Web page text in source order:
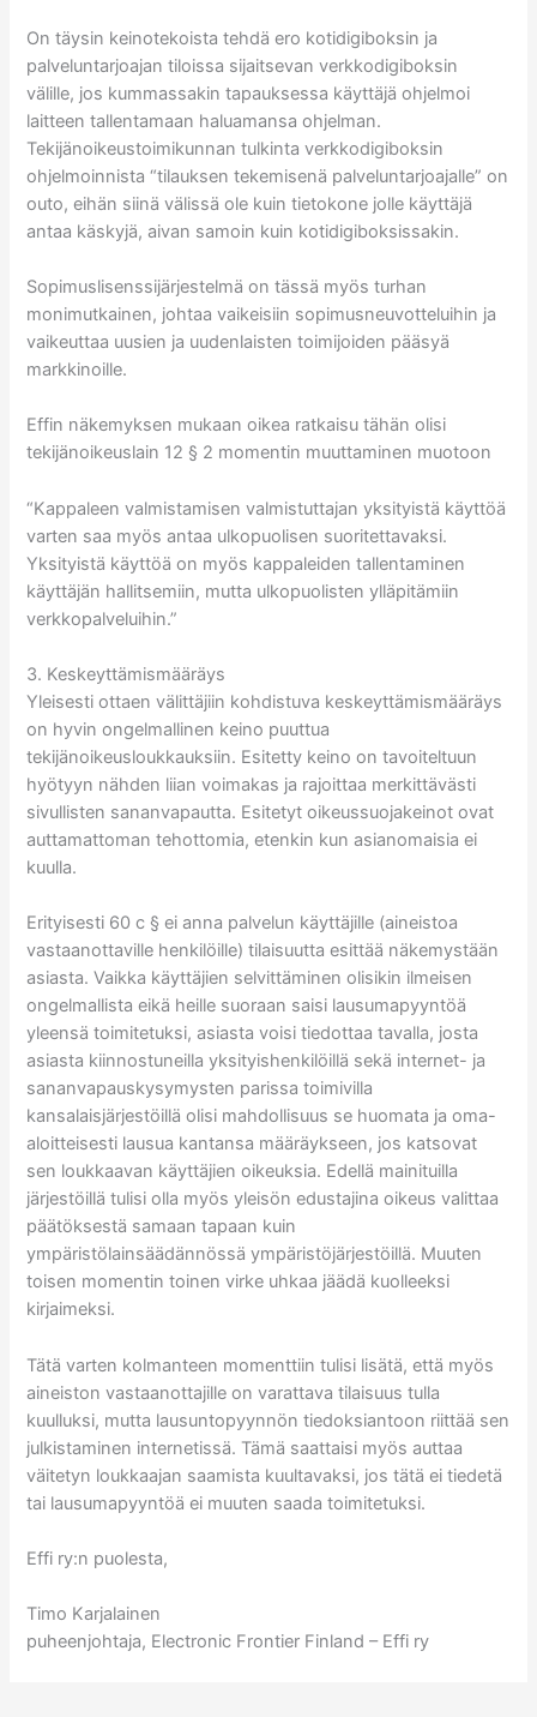
On täysin keinotekoista tehdä ero kotidigiboksin ja
palveluntarjoajan tiloissa sijaitsevan verkkodigiboksin
välille, jos kummassakin tapauksessa käyttäjä ohjelmoi
laitteen tallentamaan haluamansa ohjelman.
Tekijänoikeustoimikunnan tulkinta verkkodigiboksin
ohjelmoinnista “tilauksen tekemisenä palveluntarjoajalle” on
outo, eihän siinä välissä ole kuin tietokone jolle käyttäjä
antaa käskyjä, aivan samoin kuin kotidigiboksissakin.
Sopimuslisenssijärjestelmä on tässä myös turhan
monimutkainen, johtaa vaikeisiin sopimusneuvotteluihin ja
vaikeuttaa uusien ja uudenlaisten toimijoiden pääsyä
markkinoille.
Effin näkemyksen mukaan oikea ratkaisu tähän olisi
tekijänoikeuslain 12 § 2 momentin muuttaminen muotoon
“Kappaleen valmistamisen valmistuttajan yksityistä käyttöä
varten saa myös antaa ulkopuolisen suoritettavaksi.
Yksityistä käyttöä on myös kappaleiden tallentaminen
käyttäjän hallitsemiin, mutta ulkopuolisten ylläpitämiin
verkkopalveluihin.”
3. Keskeyttämismääräys
Yleisesti ottaen välittäjiin kohdistuva keskeyttämismääräys
on hyvin ongelmallinen keino puuttua
tekijänoikeusloukkauksiin. Esitetty keino on tavoiteltuun
hyötyyn nähden liian voimakas ja rajoittaa merkittävästi
sivullisten sananvapautta. Esitetyt oikeussuojakeinot ovat
auttamattoman tehottomia, etenkin kun asianomaisia ei
kuulla.
Erityisesti 60 c § ei anna palvelun käyttäjille (aineistoa
vastaanottaville henkilöille) tilaisuutta esittää näkemystään
asiasta. Vaikka käyttäjien selvittäminen olisikin ilmeisen
ongelmallista eikä heille suoraan saisi lausumapyyntöä
yleensä toimitetuksi, asiasta voisi tiedottaa tavalla, josta
asiasta kiinnostuneilla yksityishenkilöillä sekä internet- ja
sananvapauskysymysten parissa toimivilla
kansalaisjärjestöillä olisi mahdollisuus se huomata ja oma-
aloitteisesti lausua kantansa määräykseen, jos katsovat
sen loukkaavan käyttäjien oikeuksia. Edellä mainituilla
järjestöillä tulisi olla myös yleisön edustajina oikeus valittaa
päätöksestä samaan tapaan kuin
ympäristölainsäädännössä ympäristöjärjestöillä. Muuten
toisen momentin toinen virke uhkaa jäädä kuolleeksi
kirjaimeksi.
Tätä varten kolmanteen momenttiin tulisi lisätä, että myös
aineiston vastaanottajille on varattava tilaisuus tulla
kuulluksi, mutta lausuntopyynnön tiedoksiantoon riittää sen
julkistaminen internetissä. Tämä saattaisi myös auttaa
väitetyn loukkaajan saamista kuultavaksi, jos tätä ei tiedetä
tai lausumapyyntöä ei muuten saada toimitetuksi.
Effi ry:n puolesta,
Timo Karjalainen
puheenjohtaja, Electronic Frontier Finland – Effi ry